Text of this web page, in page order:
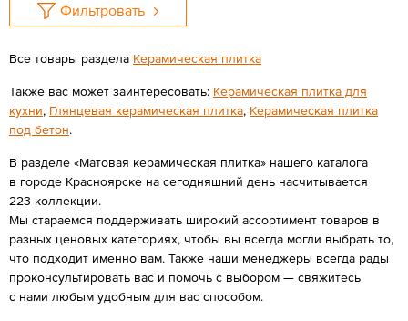
Фильтровать
Все товары раздела Керамическая плитка
Также вас может заинтересовать: Керамическая плитка для
кухни, Глянцевая керамическая плитка, Керамическая плитка
под бетон.
В разделе «Матовая керамическая плитка» нашего каталога
в городе Красноярске на сегодняшний день насчитывается
223 коллекции.
Мы стараемся поддерживать широкий ассортимент товаров в
разных ценовых категориях, чтобы вы всегда могли выбрать то,
что подходит именно вам. Также наши менеджеры всегда рады
проконсультировать вас и помочь с выбором — свяжитесь
с нами любым удобным для вас способом.